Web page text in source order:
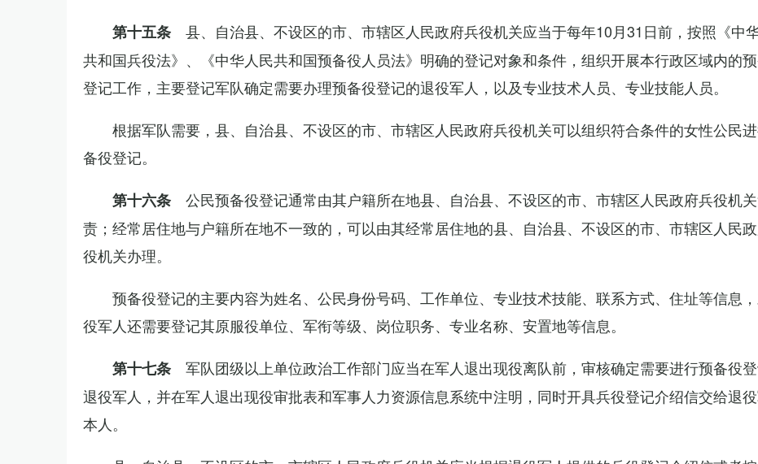
第十五条 县、自治县、不设区的市、市辖区人民政府兵役机关应当于每年10月31日前，按照《中
共和国兵役法》、《中华人民共和国预备役人员法》明确的登记对象和条件，组织开展本行政区域内的
登记工作，主要登记军队确定需要办理预备役登记的退役军人，以及专业技术人员、专业技能人员。
根据军队需要，县、自治县、不设区的市、市辖区人民政府兵役机关可以组织符合条件的女性公民
备役登记。
第十六条 公民预备役登记通常由其户籍所在地县、自治县、不设区的市、市辖区人民政府兵役机
责；经常居住地与户籍所在地不一致的，可以由其经常居住地的县、自治县、不设区的市、市辖区人民
役机关办理。
预备役登记的主要内容为姓名、公民身份号码、工作单位、专业技术技能、联系方式、住址等信息
役军人还需要登记其原服役单位、军衔等级、岗位职务、专业名称、安置地等信息。
第十七条 军队团级以上单位政治工作部门应当在军人退出现役离队前，审核确定需要进行预备役
退役军人，并在军人退出现役审批表和军事人力资源信息系统中注明，同时开具兵役登记介绍信交给退
本人。